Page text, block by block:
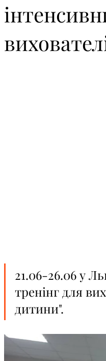
21.06-26.06 у
тренінг для
дитини".